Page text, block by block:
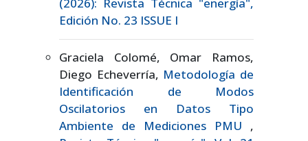
Edición No. 23 ISSUE I
Graciela Colomé, Omar Ramos,
Diego Echeverría, Metodología de
Identificación de Modos
Oscilatorios en Datos Tipo
Ambiente de Mediciones PMU ,